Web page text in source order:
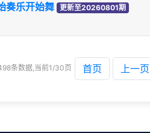
奏乐开始舞 更新至20260801期
条数据,当前1/30页 首页 上一页